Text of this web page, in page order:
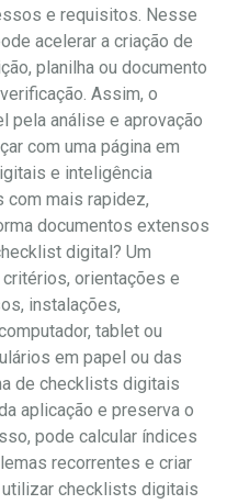
e requisitos. Nesse
acelerar a criação de
planilha ou documento
Assim, o
pela análise e aprovação
com uma página em
e inteligência
com mais rapidez,
documentos extensos
digital? Um
orientações e
instalações,
tablet ou
em papel ou das
de checklists digitais
aplicação e preserva o
pode calcular índices
recorrentes e criar
checklists digitais